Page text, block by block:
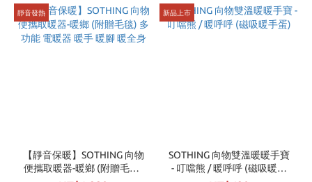
靜音發熱
【靜音保暖】SOTHING 向物
便攜取暖器-暖鄉 (附贈毛毯)
新品上市
SOTHING 向物雙溫暖暖手寶
- 叮噹熊 / 暖呼呼 (磁吸暖手